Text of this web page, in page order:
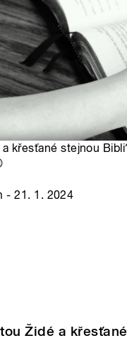
křesťané stejnou
- 21. 1. 2024
Židé a